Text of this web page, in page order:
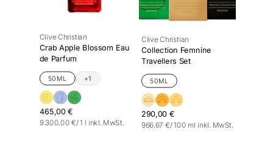
Clive Christian
Crab Apple Blossom Eau
de Parfum
50ML +1
465,00 €
Stückpreis
9.300,00 €/
pro 1 l inkl. MwSt.
Clive Christian
Collection Femnine
Travellers Set
50ML
290,00 €
Stückpreis
966,67 €/
pro 100 ml inkl. MwSt.